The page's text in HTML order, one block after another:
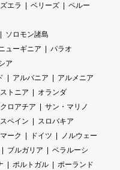
エラ ベリーズ
ペルー
ソロモン諸島
ューギニア
パラオ
ア
アルバニア
アルメニア
トニア
オランダ
クロアチア
サン・マリノ
スペイン
スロバキア
ーク ドイツ
ノルウェー
ブルガリア
ベラルーシ
ポルトガル
ポーランド